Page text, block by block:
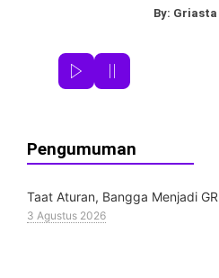
By: Griasta
Pengumuman
Taat Aturan, Bangga Menjadi
3 Agustus 2026